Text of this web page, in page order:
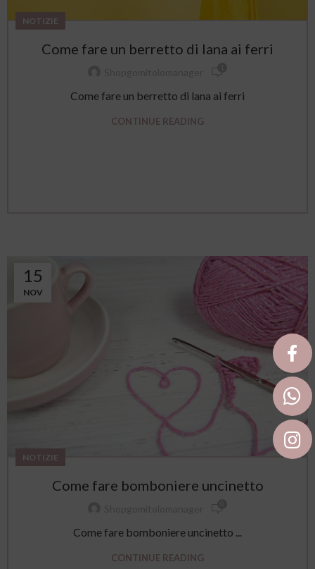
NOTIZIE
Come fare un berretto di lana ai ferri
Come fare un berretto di lana ai ferri
CONTINUE READING
15
NOV
NOTIZIE
Come fare bomboniere uncinetto
Come fare bomboniere uncinetto ...
CONTINUE READING